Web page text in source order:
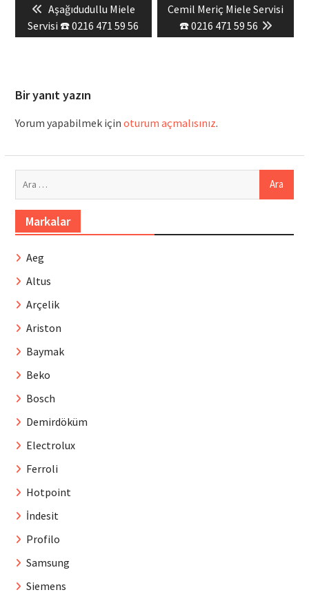
gezinmesi
Previous
post:
Aşağıdudullu Miele
Servisi ☎️ 0216 471 59 56
Next
post:
Cemil Meriç Miele Servisi
☎️ 0216 471 59 56
Bir yanıt yazın
Yorum yapabilmek için oturum açmalısınız.
Markalar
Aeg
Altus
Arçelik
Ariston
Baymak
Beko
Bosch
Demirdöküm
Electrolux
Ferroli
Hotpoint
İndesit
Profilo
Samsung
Siemens